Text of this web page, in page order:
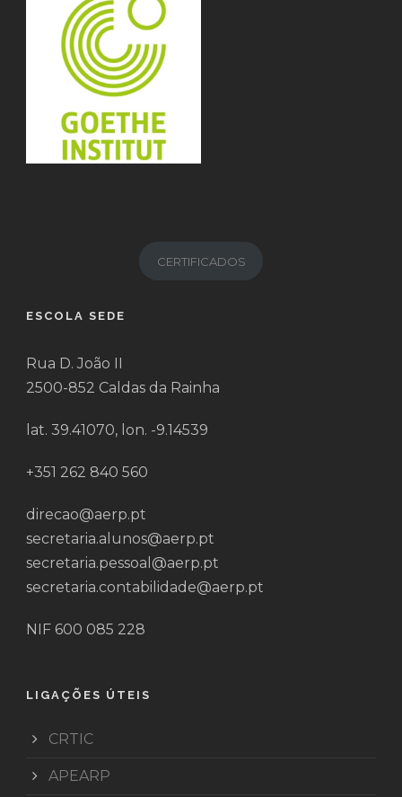
CERTIFICADOS
ESCOLA SEDE
Rua D. João II
2500-852 Caldas da Rainha
lat. 39.41070, lon. -9.14539
+351 262 840 560
direcao@aerp.pt
secretaria.alunos@aerp.pt
secretaria.pessoal@aerp.pt
secretaria.contabilidade@aerp.pt
NIF 600 085 228
LIGAÇÕES ÚTEIS
CRTIC
APEARP